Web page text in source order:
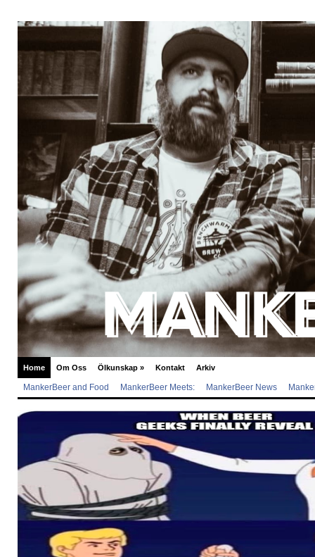
Home Om Oss Ölkunskap » Kontakt Arkiv
MankerBeer and Food MankerBeer Meets: MankerBeer News
Manker Lackar – Eller “Gott nytt år, en oönskad kritik mot oss
2023 går mot sitt slut och efter ett par ohärliga pandemiår så kom ett år av krig,